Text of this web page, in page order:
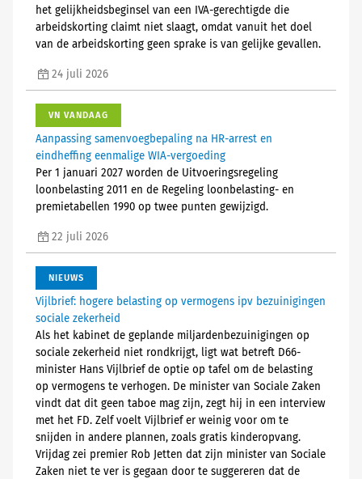
het gelijkheidsbeginsel van een IVA-gerechtigde die
arbeidskorting claimt niet slaagt, omdat vanuit het doel
van de arbeidskorting geen sprake is van gelijke gevallen.
24 juli 2026
VN VANDAAG
Aanpassing samenvoegbepaling na HR-arrest en
eindheffing eenmalige WIA-vergoeding
Per 1 januari 2027 worden de Uitvoeringsregeling
loonbelasting 2011 en de Regeling loonbelasting- en
premietabellen 1990 op twee punten gewijzigd.
22 juli 2026
NIEUWS
Vijlbrief: hogere belasting op vermogens ipv bezuinigingen
sociale zekerheid
Als het kabinet de geplande miljardenbezuinigingen op
sociale zekerheid niet rondkrijgt, ligt wat betreft D66-
minister Hans Vijlbrief de optie op tafel om de belasting
op vermogens te verhogen. De minister van Sociale Zaken
vindt dat dit geen taboe mag zijn, zegt hij in een interview
met het FD. Zelf voelt Vijlbrief er weinig voor om te
snijden in andere plannen, zoals gratis kinderopvang.
Vrijdag zei premier Rob Jetten dat zijn minister van Sociale
Zaken niet te ver is gegaan door te suggereren dat de